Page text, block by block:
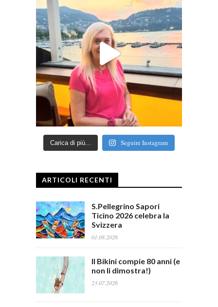
Carica di più... Seguire Instagram
ARTICOLI RECENTI
S.Pellegrino Sapori
Ticino 2026 celebra la
Svizzera
01.08.2026
Il Bikini compie 80 anni (e
non li dimostra!)
23.07.2026